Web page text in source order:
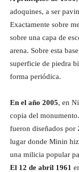
adoquines, a ser
Exactamente sobre
sobre una capa de
arena. Sobre esta
superficie de piedra
forma periódica.
En el año 2005, en
copia del
fueron diseñados por
lugar donde Minin
una milicia popular
El 12 de abril 1961